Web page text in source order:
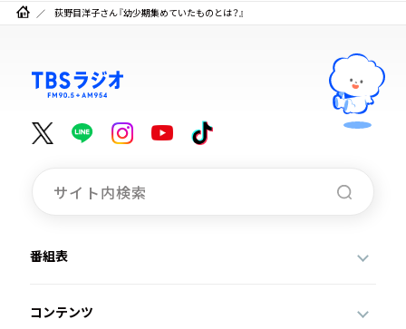
荻野目洋子さん『幼少期集めていたものとは？』
番組表
コンテンツ